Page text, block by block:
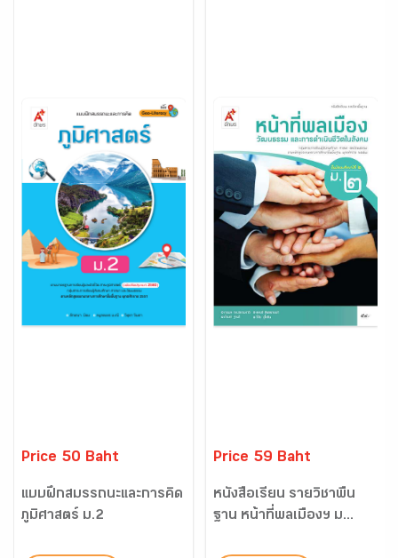
Price 50 Baht
แบบฝึกสมรรถนะและการคิด
ภูมิศาสตร์ ม.2
Price 59 Baht
หนังสือเรียน รายวิชาพื้น
ฐาน หน้าที่พลเมืองฯ ม...